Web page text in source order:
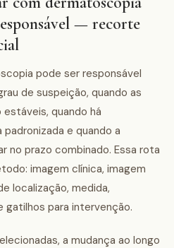
— recorte
pode ser responsável
de suspeição, quando as
quando há
e quando a
no prazo combinado. Essa rota
imagem clínica, imagem
localização, medida,
gatilhos para intervenção.
a mudança ao longo